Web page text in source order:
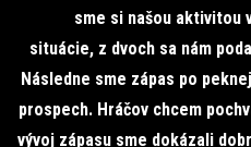
sme si našou aktivitou
situácie, z dvoch sa nám
Následne sme zápas po
prospech. Hráčov chcem
vývoj zápasu sme dokázali